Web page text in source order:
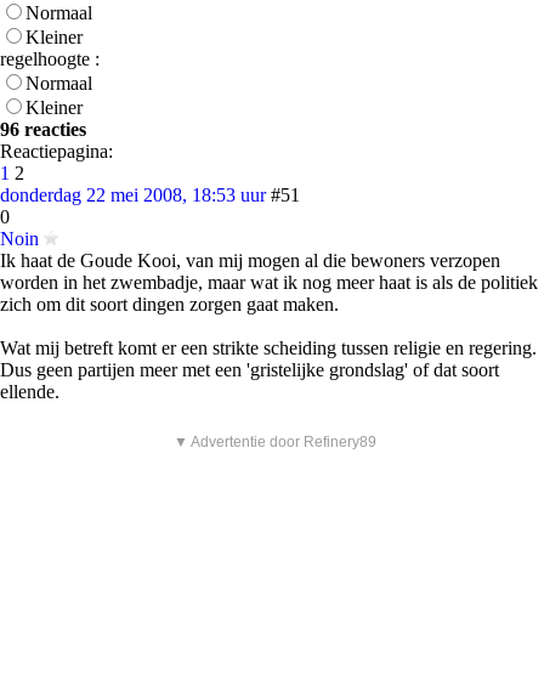
Normaal
Kleiner
regelhoogte :
Normaal
Kleiner
96 reacties
Reactiepagina:
1 2
donderdag 22 mei 2008, 18:53 uur #51
0
Noin
Ik haat de Goude Kooi, van mij mogen al die bewoners verzopen
worden in het zwembadje, maar wat ik nog meer haat is als de politiek
zich om dit soort dingen zorgen gaat maken.
Wat mij betreft komt er een strikte scheiding tussen religie en regering.
Dus geen partijen meer met een 'gristelijke grondslag' of dat soort
ellende.
▼ Advertentie door Refinery89